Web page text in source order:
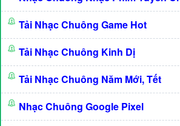
Tải Nhạc Chuông Game Hot
Tải Nhạc Chuông Kinh Dị
Tải Nhạc Chuông Năm Mới, Tết
Nhạc Chuông Google Pixel